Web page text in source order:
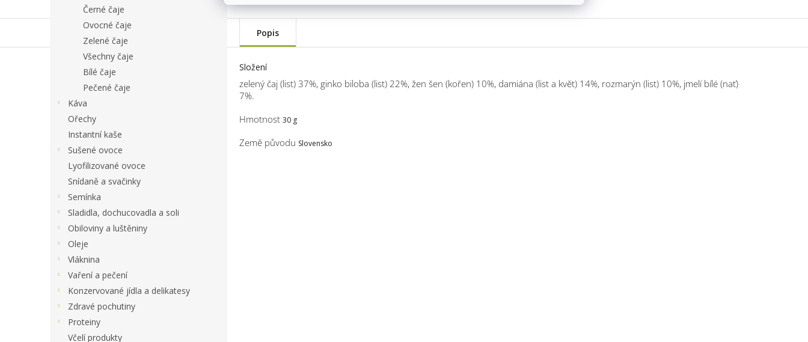
Černé čaje
Ovocné čaje
Zelené čaje
Všechny čaje
Bílé čaje
Pečené čaje
Káva
Ořechy
Instantní kaše
Sušené ovoce
Lyofilizované ovoce
Snídaně a svačinky
Semínka
Sladidla, dochucovadla a soli
Obiloviny a luštěniny
Oleje
Vláknina
Vaření a pečení
Konzervované jídla a delikatesy
Zdravé pochutiny
Proteiny
Včelí produkty
Popis
Složení
zelený čaj (list) 37%, ginko biloba (list) 22%, žen šen (kořen) 10%, damiána (list a květ) 14%, rozmarýn (list) 10%, jmelí bílé (nať)
7%.
Hmotnost 30 g
Země původu Slovensko